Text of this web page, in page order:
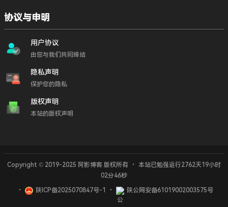
【SMTP服务器】常用的邮箱SMTP服务器大全
分享
封面
协议与申明
用户协议
由您与我们共同缔结
隐私声明
保护您的隐私
版权声明
本站的版权声明
Copyright © 2019-2025 阿影博客 版权所有 ・ 本站已勉强运行2762天19小时
02分47秒
・ 陕ICP备2025070847号-1 ・ 陕公网安备61019002003575号